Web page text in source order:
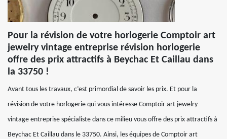
Pour la révision de votre horlogerie Comptoir art
jewelry vintage entreprise révision horlogerie
offre des prix attractifs à Beychac Et Caillau dans
la 33750 !
Avant tous les travaux, c’est primordial de savoir les prix. Et pour la
révision de votre horlogerie qui vous intéresse Comptoir art jewelry
vintage entreprise spécialiste dans ce milieu vous offre des prix attractifs à
Beychac Et Caillau dans le 33750. Ainsi, les équipes de Comptoir art